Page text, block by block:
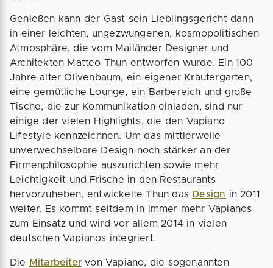
Genießen kann der Gast sein Lieblingsgericht dann
in einer leichten, ungezwungenen, kosmopolitischen
Atmosphäre, die vom Mailänder Designer und
Architekten Matteo Thun entworfen wurde. Ein 100
Jahre alter Olivenbaum, ein eigener Kräutergarten,
eine gemütliche Lounge, ein Barbereich und große
Tische, die zur Kommunikation einladen, sind nur
einige der vielen Highlights, die den Vapiano
Lifestyle kennzeichnen. Um das mittlerweile
unverwechselbare Design noch stärker an der
Firmenphilosophie auszurichten sowie mehr
Leichtigkeit und Frische in den Restaurants
hervorzuheben, entwickelte Thun das Design in 2011
weiter. Es kommt seitdem in immer mehr Vapianos
zum Einsatz und wird vor allem 2014 in vielen
deutschen Vapianos integriert.
Die Mitarbeiter von Vapiano, die sogenannten